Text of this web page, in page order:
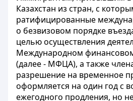
Казахстан из стран, с
ратифицированные
о безвизовом порядке
целью осуществления
Международном
(далее - МФЦА), а также
разрешение на временное
оформляется на один год с
ежегодного продления, но